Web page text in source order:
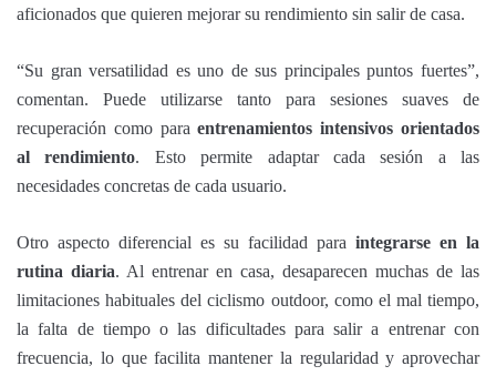
aficionados que quieren mejorar su rendimiento sin salir de casa.
“Su gran versatilidad es uno de sus principales puntos fuertes”,
comentan. Puede utilizarse tanto para sesiones suaves de
recuperación como paraentrenamientos intensivos orientados
al rendimiento. Esto permite adaptar cada sesión a las
necesidades concretas de cada usuario.
Otro aspecto diferencial es su facilidad para integrarse en la
rutina diaria. Al entrenar en casa, desaparecen muchas de las
limitaciones habituales del ciclismo outdoor, como el mal tiempo,
la falta de tiempo o las dificultades para salir a entrenar con
frecuencia, lo que facilita mantener la regularidad y aprovechar